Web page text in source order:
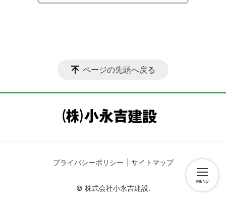
ページの先頭へ戻る
プライバシーポリシー サイトマップ
© 株式会社小永吉建設.